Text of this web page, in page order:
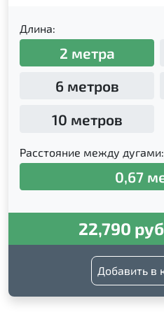
Длина:
2 метра
6 метров
10 метров
Расстояние между дугами:
0,67
22,790
Добавить в